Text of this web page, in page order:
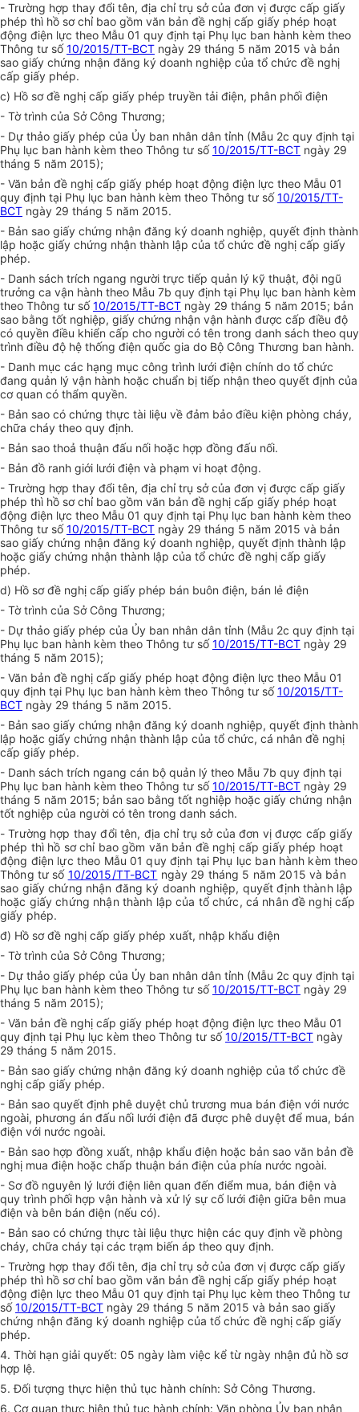
- Trường hợp thay đổi tên, địa chỉ trụ sở của đơn vị được cấp giấy
phép thì hồ sơ chỉ bao gồm văn bản đề nghị cấp giấy phép hoạt
động điện lực theo Mẫu 01 quy định tại Phụ lục ban hành kèm theo
Thông tư số10/2015/TT-BCT ngày 29 tháng 5 năm 2015 và bản
sao giấy chứng nhận đăng ký doanh nghiệp của tổ chức đề nghị
cấp giấy phép.
c) Hồ sơ đề nghị cấp giấy phép truyền tải điện, phân phối điện
- Tờ trình của Sở Công Thương;
- Dự thảo giấy phép của Ủy ban nhân dân tỉnh (Mẫu 2c quy định tại
Phụ lục ban hành kèm theo Thông tư số10/2015/TT-BCT ngày 29
tháng 5 năm 2015);
- Văn bản đề nghị cấp giấy phép hoạt động điện lực theo Mẫu 01
quy định tại Phụ lục ban hành kèm theo Thông tư số10/2015/TT-
BCT ngày 29 tháng 5 năm 2015.
- Bản sao giấy chứng nhận đăng ký doanh nghiệp, quyết định thành
lập hoặc giấy chứng nhận thành lập của tổ chức đề nghị cấp giấy
phép.
- Danh sách trích ngang người trực tiếp quản lý kỹ thuật, đội ngũ
trưởng ca vận hành theo Mẫu 7b quy định tại Phụ lục ban hành kèm
theo Thông tư số10/2015/TT-BCT ngày 29 tháng 5 năm 2015; bản
sao bằng tốt nghiệp, giấy chứng nhận vận hành được cấp điều độ
có quyền điều khiển cấp cho người có tên trong danh sách theo quy
trình điều độ hệ thống điện quốc gia do Bộ Công Thương ban hành.
- Danh mục các hạng mục công trình lưới điện chính do tổ chức
đang quản lý vận hành hoặc chuẩn bị tiếp nhận theo quyết định của
cơ quan có thẩm quyền.
- Bản sao có chứng thực tài liệu về đảm bảo điều kiện phòng cháy,
chữa cháy theo quy định.
- Bản sao thoả thuận đấu nối hoặc hợp đồng đấu nối.
- Bản đồ ranh giới lưới điện và phạm vi hoạt động.
- Trường hợp thay đổi tên, địa chỉ trụ sở của đơn vị được cấp giấy
phép thì hồ sơ chỉ bao gồm văn bản đề nghị cấp giấy phép hoạt
động điện lực theo Mẫu 01 quy định tại Phụ lục ban hành kèm theo
Thông tư số10/2015/TT-BCT ngày 29 tháng 5 năm 2015 và bản
sao giấy chứng nhận đăng ký doanh nghiệp, quyết định thành lập
hoặc giấy chứng nhận thành lập của tổ chức đề nghị cấp giấy
phép.
d) Hồ sơ đề nghị cấp giấy phép bán buôn điện, bán lẻ điện
- Tờ trình của Sở Công Thương;
- Dự thảo giấy phép của Ủy ban nhân dân tỉnh (Mẫu 2c quy định tại
Phụ lục ban hành kèm theo Thông tư số10/2015/TT-BCT ngày 29
tháng 5 năm 2015);
- Văn bản đề nghị cấp giấy phép hoạt động điện lực theo Mẫu 01
quy định tại Phụ lục ban hành kèm theo Thông tư số10/2015/TT-
BCT ngày 29 tháng 5 năm 2015.
- Bản sao giấy chứng nhận đăng ký doanh nghiệp, quyết định thành
lập hoặc giấy chứng nhận thành lập của tổ chức, cá nhân đề nghị
cấp giấy phép.
- Danh sách trích ngang cán bộ quản lý theo Mẫu 7b quy định tại
Phụ lục ban hành kèm theo Thông tư số10/2015/TT-BCT ngày 29
tháng 5 năm 2015; bản sao bằng tốt nghiệp hoặc giấy chứng nhận
tốt nghiệp của người có tên trong danh sách.
- Trường hợp thay đổi tên, địa chỉ trụ sở của đơn vị được cấp giấy
phép thì hồ sơ chỉ bao gồm văn bản đề nghị cấp giấy phép hoạt
động điện lực theo Mẫu 01 quy định tại Phụ lục ban hành kèm theo
Thông tư số 10/2015/TT-BCT ngày 29 tháng 5 năm 2015 và bản
sao giấy chứng nhận đăng ký doanh nghiệp, quyết định thành lập
hoặc giấy chứng nhận thành lập của tổ chức, cá nhân đề nghị cấp
giấy phép.
đ) Hồ sơ đề nghị cấp giấy phép xuất, nhập khẩu điện
- Tờ trình của Sở Công Thương;
- Dự thảo giấy phép của Ủy ban nhân dân tỉnh (Mẫu 2c quy định tại
Phụ lục ban hành kèm theo Thông tư số10/2015/TT-BCT ngày 29
tháng 5 năm 2015);
- Văn bản đề nghị cấp giấy phép hoạt động điện lực theo Mẫu 01
quy định tại Phụ lục kèm theo Thông tư số10/2015/TT-BCT ngày
29 tháng 5 năm 2015.
- Bản sao giấy chứng nhận đăng ký doanh nghiệp của tổ chức đề
nghị cấp giấy phép.
- Bản sao quyết định phê duyệt chủ trương mua bán điện với nước
ngoài, phương án đấu nối lưới điện đã được phê duyệt để mua, bán
điện với nước ngoài.
- Bản sao hợp đồng xuất, nhập khẩu điện hoặc bản sao văn bản đề
nghị mua điện hoặc chấp thuận bán điện của phía nước ngoài.
- Sơ đồ nguyên lý lưới điện liên quan đến điểm mua, bán điện và
quy trình phối hợp vận hành và xử lý sự cố lưới điện giữa bên mua
điện và bên bán điện (nếu có).
- Bản sao có chứng thực tài liệu thực hiện các quy định về phòng
cháy, chữa cháy tại các trạm biến áp theo quy định.
- Trường hợp thay đổi tên, địa chỉ trụ sở của đơn vị được cấp giấy
phép thì hồ sơ chỉ bao gồm văn bản đề nghị cấp giấy phép hoạt
động điện lực theo Mẫu 01 quy định tại Phụ lục kèm theo Thông tư
số10/2015/TT-BCT ngày 29 tháng 5 năm 2015 và bản sao giấy
chứng nhận đăng ký doanh nghiệp của tổ chức đề nghị cấp giấy
phép.
4. Thời hạn giải quyết: 05 ngày làm việc kể từ ngày nhận đủ hồ sơ
hợp lệ.
5. Đối tượng thực hiện thủ tục hành chính: Sở Công Thương.
6. Cơ quan thực hiện thủ tục hành chính: Văn phòng Ủy ban nhân